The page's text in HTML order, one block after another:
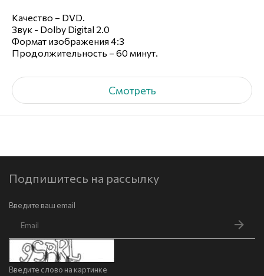
Качество – DVD.
Звук - Dolby Digital 2.0
Формат изображения 4:3
Продолжительность – 60 минут.
Смотреть
Подпишитесь на рассылку
Введите ваш email
Введите слово на картинке